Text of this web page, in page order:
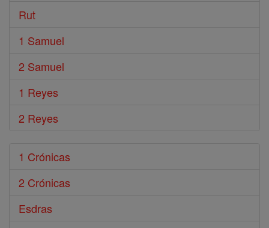
Rut
1 Samuel
2 Samuel
1 Reyes
2 Reyes
1 Crónicas
2 Crónicas
Esdras